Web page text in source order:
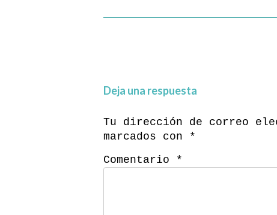
Deja una respuesta
Tu dirección de correo
marcados con *
Comentario *